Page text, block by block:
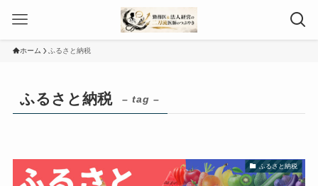
ホーム ふるさと納税
ふるさと納税 – tag –
ふるさと納税